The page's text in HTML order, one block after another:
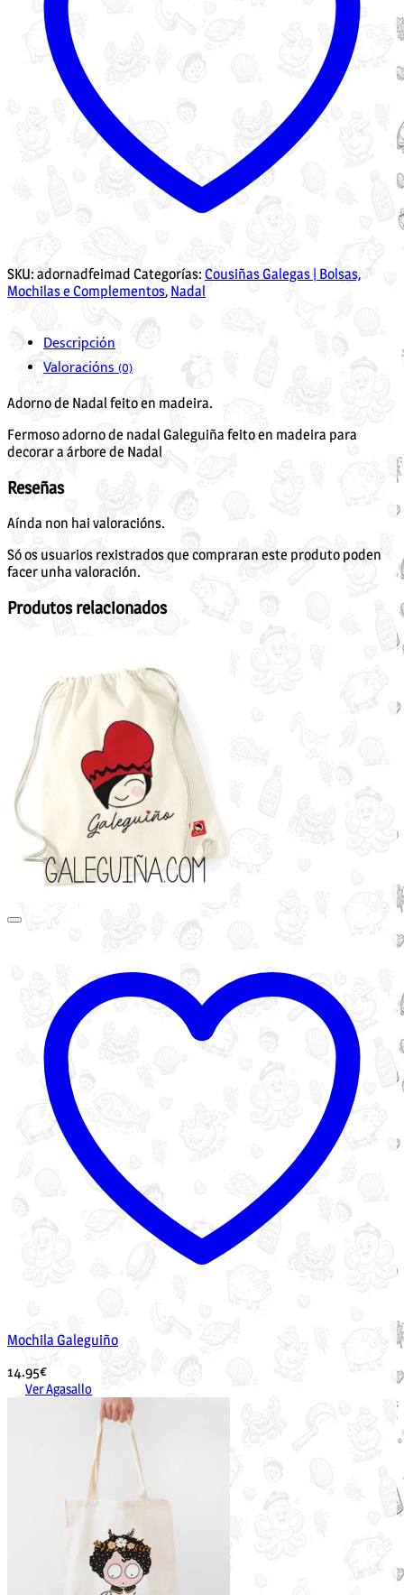
SKU: adornadfeimad Categorías: Cousiñas Galegas | Bolsas,
Mochilas e Complementos, Nadal
Descripción
Valoracións (0)
Adorno de Nadal feito en madeira.
Fermoso adorno de nadal Galeguiña feito en madeira para
decorar a árbore de Nadal
Reseñas
Aínda non hai valoracións.
Só os usuarios rexistrados que compraran este produto poden
facer unha valoración.
Produtos relacionados
Mochila Galeguiño
14.95€
Ver Agasallo